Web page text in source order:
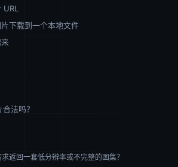
下载到一个本地文件
法吗？
返回一套低分辨率或不完整的图集？